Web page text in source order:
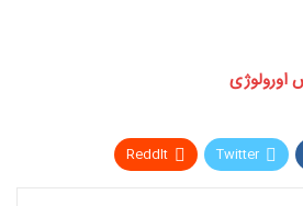
اورولوژی
Twitter
ReddIt